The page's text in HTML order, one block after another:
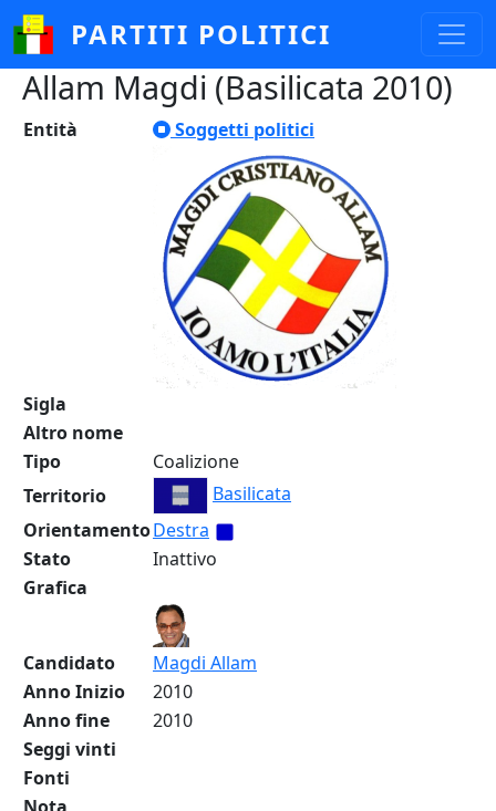
Salta al contenuto principale
PARTITI POLITICI
Allam Magdi (Basilicata 2010)
Entità Soggetti politici
Sigla
Altro nome
Tipo
Coalizione
Territorio
Basilicata
OrientamentoDestra
Stato
Inattivo
Grafica
Candidato
Magdi Allam
Anno Inizio
2010
Anno fine
2010
Seggi vinti
Fonti